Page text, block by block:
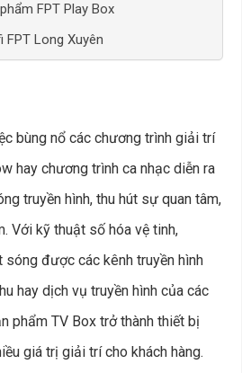
FPT Play Box
FPT Long Xuyên
bùng nổ các chương trình giải trí
hay chương trình ca nhạc diễn ra
truyền hình, thu hút sự quan tâm,
Với kỹ thuật số hóa vệ tinh,
được các kênh truyền hình
hay dịch vụ truyền hình của các
phẩm TV Box trở thành thiết bị
giá trị giải trí cho khách hàng.